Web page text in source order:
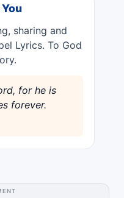
sharing and
Lyrics. To God
for he is
forever.